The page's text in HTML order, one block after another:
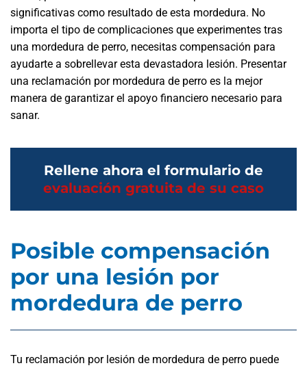
significativas como resultado de esta mordedura. No
importa el tipo de complicaciones que experimentes tras
una mordedura de perro, necesitas compensación para
ayudarte a sobrellevar esta devastadora lesión. Presentar
una reclamación por mordedura de perro es la mejor
manera de garantizar el apoyo financiero necesario para
sanar.
Rellene ahora el formulario de
evaluación gratuita de su caso
Posible compensación
por una lesión por
mordedura de perro
Tu reclamación por lesión de mordedura de perro puede